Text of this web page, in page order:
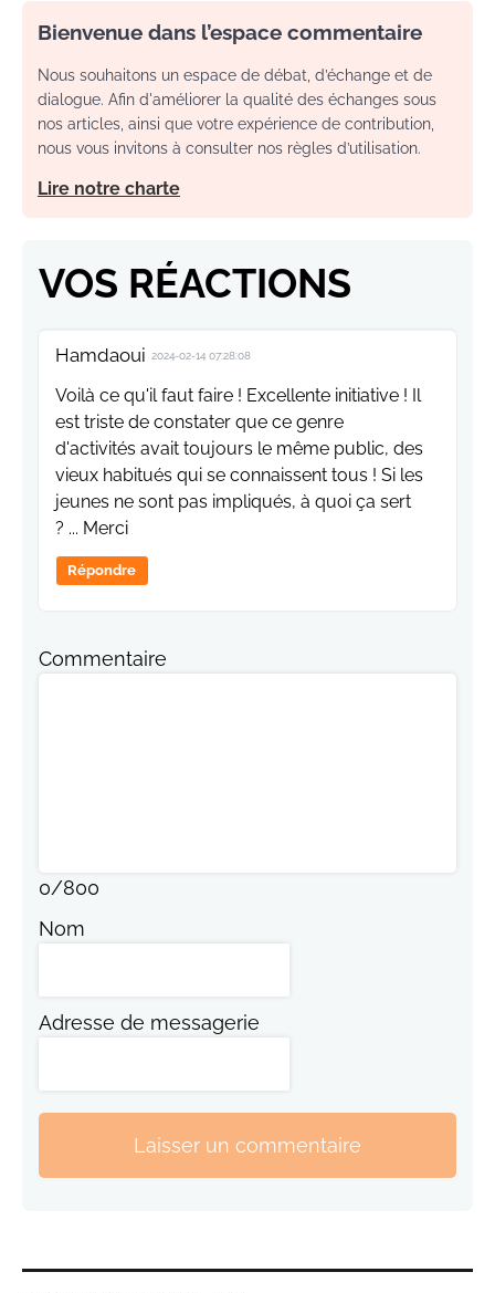
Bienvenue dans l’espace commentaire
Nous souhaitons un espace de débat, d’échange et de
dialogue. Afin d'améliorer la qualité des échanges sous
nos articles, ainsi que votre expérience de contribution,
nous vous invitons à consulter nos règles d’utilisation.
Lire notre charte
VOS RÉACTIONS
Hamdaoui 2024-02-14 07:28:08
Voilà ce qu'il faut faire ! Excellente initiative ! Il
est triste de constater que ce genre
d'activités avait toujours le même public, des
vieux habitués qui se connaissent tous ! Si les
jeunes ne sont pas impliqués, à quoi ça sert
? ... Merci
Répondre
Commentaire
0/800
Nom
Adresse de messagerie
Laisser un commentaire